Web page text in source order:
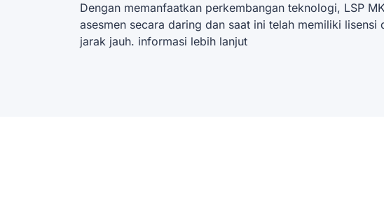
Dengan memanfaatkan perkembangan teknologi, LSP
asesmen secara daring dan saat ini telah memiliki lisensi
jarak jauh. informasi lebih lanjut